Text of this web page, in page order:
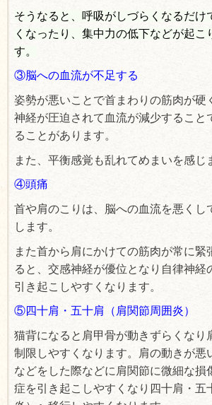
そうなると、呼吸がしづらくなるだけ
くなったり、集中力の低下などが起こ
す。
③脳への血流が不足する
姿勢が悪いことで首まわりの筋肉が硬
神経が圧迫されて血流が減少すること
ることがあります。
また、平衡感覚も乱れてめまいを感じ
④頭痛
首や肩のこりは、脳への血流を悪くし
します。
また首から肩にかけての筋肉が常に緊
ると、交感神経が優位となり 自律神経
引き起こしやすくなります。
⑤四十肩・五十肩（肩関節周囲炎）
猫背になると肩甲骨が動きずらくなり
制限しやすくなります。肩の動きが悪
などをした際などに肩関節に微細な損
症を引き起こしやすくなり四十肩・五